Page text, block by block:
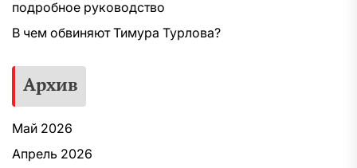
подробное руководство
В чем обвиняют Тимура Турлова?
Архив
Май 2026
Апрель 2026